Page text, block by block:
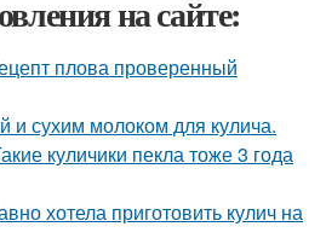
на сайте:
плова проверенный
и сухим молоком для кулича.
куличики пекла тоже 3 года
хотела приготовить кулич на